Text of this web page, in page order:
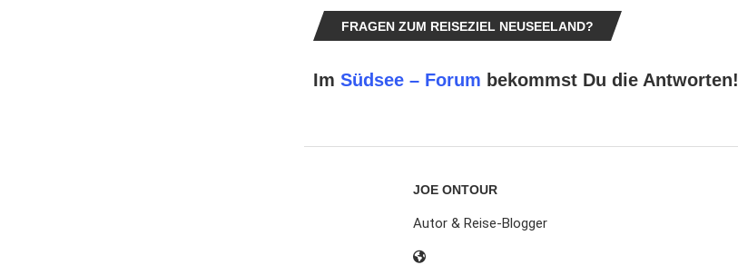
FRAGEN ZUM REISEZIEL NEUSEELAND?
Im Südsee – Forum bekommst Du die Antworten!
JOE ONTOUR
Autor & Reise-Blogger